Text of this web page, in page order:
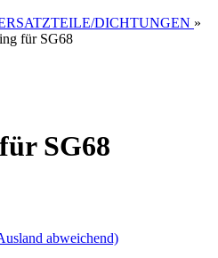
DICHTUNGEN »
für SG68
SG68
abweichend)